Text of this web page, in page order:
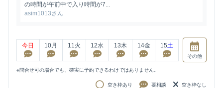
の時間が午前中で入り時間が7...
asim1013さん
今日 10月 11 火 12水 13木 14金 15土
その他
※問合せ可の場合でも、確実に予約できるわけではありません。
空き枠あり 要相談 空き枠なし